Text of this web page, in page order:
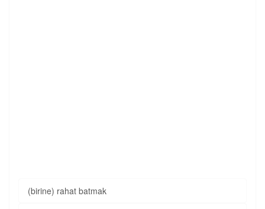
(birine) rahat batmak